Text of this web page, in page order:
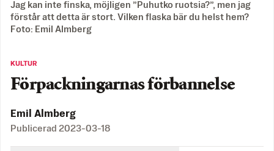
Jag kan inte finska, möjligen ”Puhutko ruotsia?”, men jag
förstår att detta är stort. Vilken flaska bär du helst hem?
Foto: Emil Almberg
KULTUR
Förpackningarnas förbannelse
Emil Almberg
Publicerad 2023-03-18